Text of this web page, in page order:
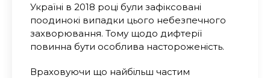
Україні в 2018 році були зафіксовані
поодинокі випадки цього небезпечного
захворювання. Тому щодо дифтерії
повинна бути особлива настороженість.
Враховуючи що найбільш частим